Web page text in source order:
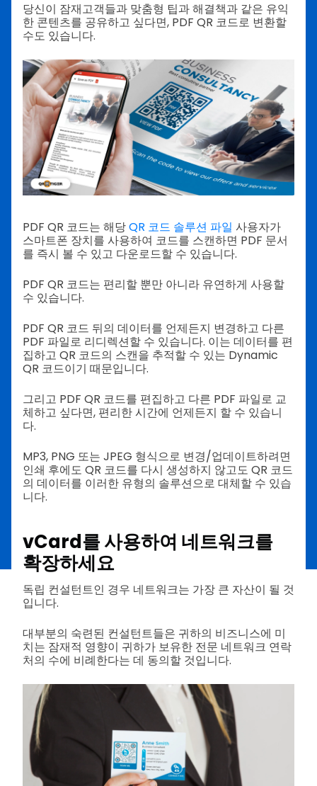
당신이 잠재고객들과 맞춤형 팁과 해결책과 같은 유익
한 콘텐츠를 공유하고 싶다면, PDF QR 코드로 변환할
수도 있습니다.
PDF QR 코드는 해당QR 코드 솔루션 파일 사용자가
스마트폰 장치를 사용하여 코드를 스캔하면 PDF 문서
를 즉시 볼 수 있고 다운로드할 수 있습니다.
PDF QR 코드는 편리할 뿐만 아니라 유연하게 사용할
수 있습니다.
PDF QR 코드 뒤의 데이터를 언제든지 변경하고 다른
PDF 파일로 리디렉션할 수 있습니다. 이는 데이터를 편
집하고 QR 코드의 스캔을 추적할 수 있는 Dynamic
QR 코드이기 때문입니다.
그리고 PDF QR 코드를 편집하고 다른 PDF 파일로 교
체하고 싶다면, 편리한 시간에 언제든지 할 수 있습니
다.
MP3, PNG 또는 JPEG 형식으로 변경/업데이트하려면
인쇄 후에도 QR 코드를 다시 생성하지 않고도 QR 코드
의 데이터를 이러한 유형의 솔루션으로 대체할 수 있습
니다.
vCard를 사용하여 네트워크를
확장하세요
독립 컨설턴트인 경우 네트워크는 가장 큰 자산이 될 것
입니다.
대부분의 숙련된 컨설턴트들은 귀하의 비즈니스에 미
치는 잠재적 영향이 귀하가 보유한 전문 네트워크 연락
처의 수에 비례한다는 데 동의할 것입니다.